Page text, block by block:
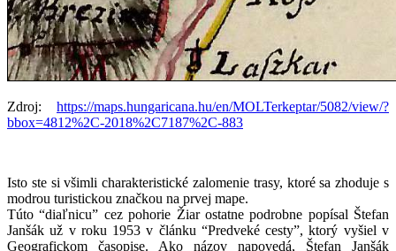
Zdroj: https://maps.hungaricana.hu/en/MOLTerkeptar/5082/view/?
bbox=4812%2C-2018%2C7187%2C-883
Isto ste si všimli charakteristické zalomenie trasy, ktoré sa zhoduje s
modrou turistickou značkou na prvej mape.
Túto “diaľnicu” cez pohorie Žiar ostatne podrobne popísal Štefan
Janšák už v roku 1953 v článku “Predveké cesty”, ktorý vyšiel v
Geografickom časopise. Ako názov napovedá, Štefan Janšák